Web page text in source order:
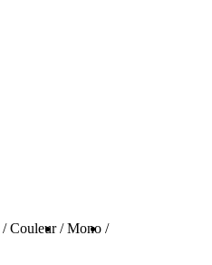
/ Couleur / Mono /